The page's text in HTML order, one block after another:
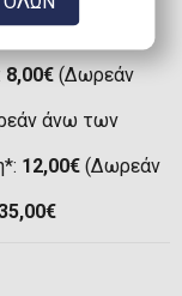
άνω των
8,00€ (Δωρεάν
άνω των
12,00€ (Δωρεάν